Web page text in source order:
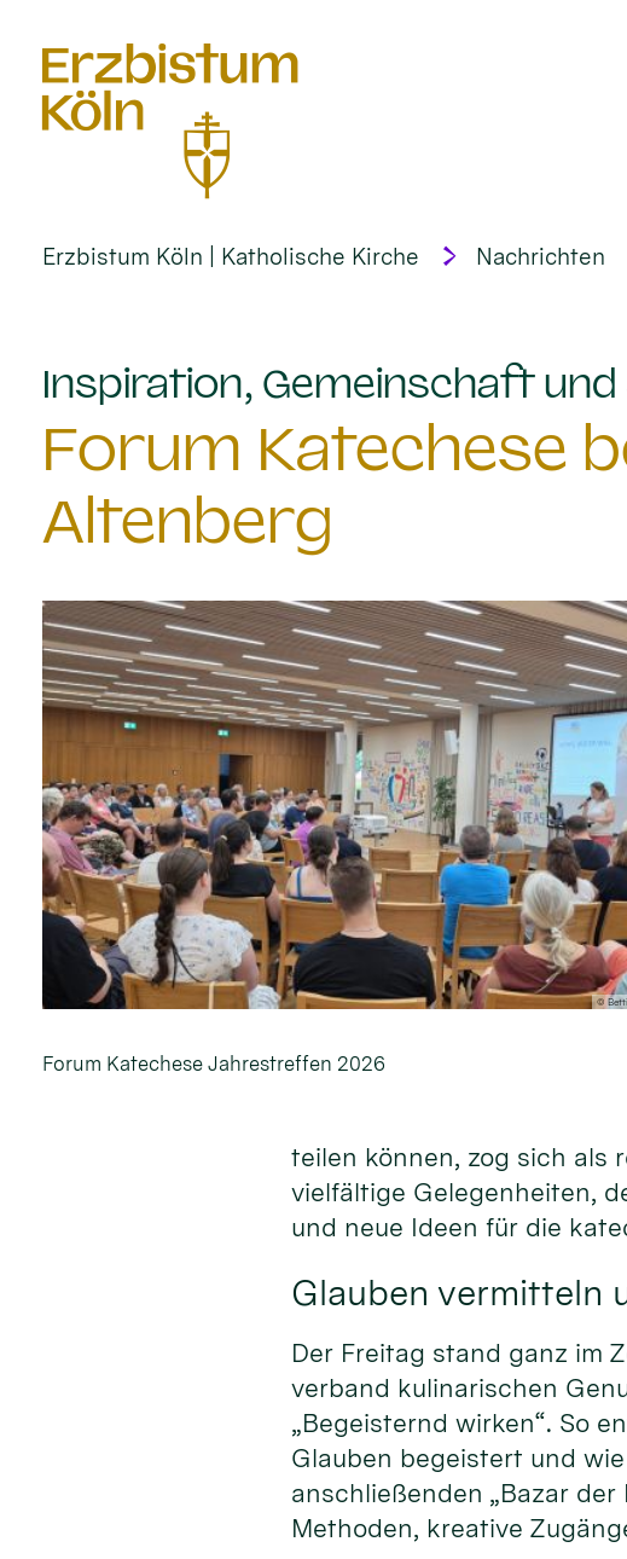
Erzbistum Köln | Katholische Kirche Nachrichten
Inspiration, Gemeinschaft
Forum Katechese
Altenberg
©
Forum Katechese Jahrestreffen 2026
teilen können, zog sich als
vielfältige Gelegenheiten,
und neue Ideen für die
Glauben vermitteln
Der Freitag stand ganz im
verband kulinarischen
„Begeisternd wirken“. So
Glauben begeistert und
anschließenden „Bazar
Methoden, kreative